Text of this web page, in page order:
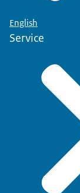
English
Service